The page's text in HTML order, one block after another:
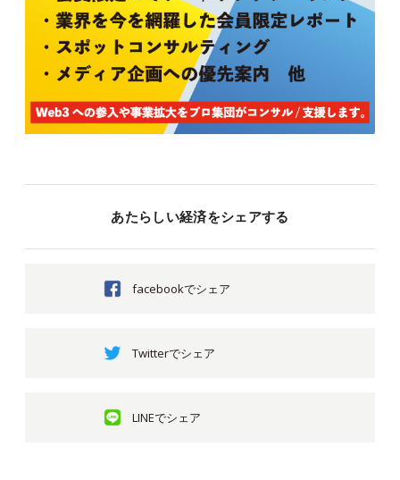
あたらしい経済をシェアする
facebookでシェア
Twitterでシェア
LINEでシェア